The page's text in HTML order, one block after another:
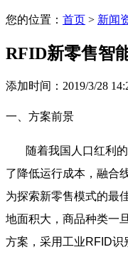
您的位置： 首页 > 新闻
RFID新零售智
添加时间：2019/3/28
一、方案前景
随着我国人口红利的
了降低运行成本，融合
为探索新零售模式的最
地面积大，商品种类一
方案，采用工业RFID识